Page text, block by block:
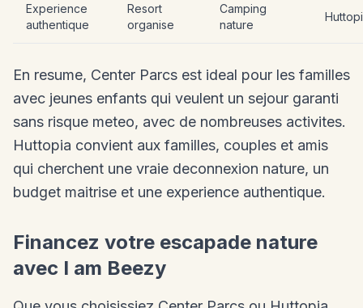
Experience
authentique
Resort
organise
Camping
nature
En resume, Center Parcs est ideal pour les familles
avec jeunes enfants qui veulent un sejour garanti
sans risque meteo, avec de nombreuses activites.
Huttopia convient aux familles, couples et amis
qui cherchent une vraie deconnexion nature, un
budget maitrise et une experience authentique.
Financez votre escapade nature
avec I am Beezy